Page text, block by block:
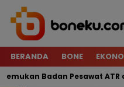
BERANDA BONE
Badan Pesawat ATR di